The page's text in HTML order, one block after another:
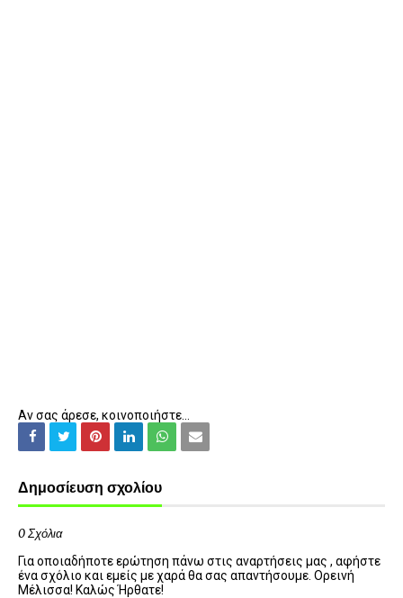
Αν σας άρεσε, κοινοποιήστε...
Δημοσίευση σχολίου
0 Σχόλια
Για οποιαδήποτε ερώτηση πάνω στις αναρτήσεις μας , αφήστε
ένα σχόλιο και εμείς με χαρά θα σας απαντήσουμε. Ορεινή
Μέλισσα! Καλώς Ήρθατε!